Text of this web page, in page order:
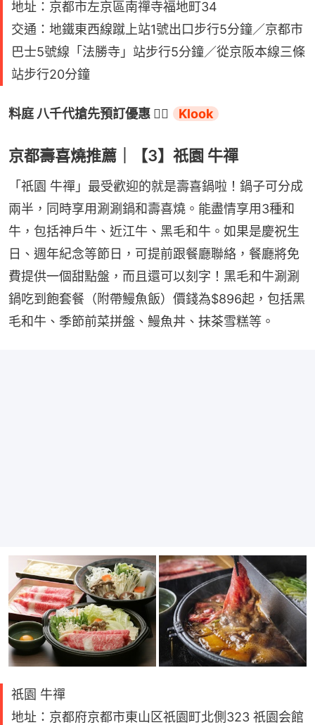
地址：京都市左京區南禪寺福地町34
交通：地鐵東西線蹴上站1號出口步行5分鐘／京都市
巴士5號線「法勝寺」站步行5分鐘／從京阪本線三條
站步行20分鐘
料庭 八千代搶先預訂優惠 👉🏻 Klook
京都壽喜燒推薦｜【3】祇園 牛禪
「祇園 牛禪」最受歡迎的就是壽喜鍋啦！鍋子可分成
兩半，同時享用涮涮鍋和壽喜燒。能盡情享用3種和
牛，包括神戶牛、近江牛、黑毛和牛。如果是慶祝生
日、週年紀念等節日，可提前跟餐廳聯絡，餐廳將免
費提供一個甜點盤，而且還可以刻字！黑毛和牛涮涮
鍋吃到飽套餐（附帶鰻魚飯）價錢為$896起，包括黑
毛和牛、季節前菜拼盤、鰻魚丼、抹茶雪糕等。
祇園 牛禪
地址：京都府京都市東山区祇園町北側323 祇園会館